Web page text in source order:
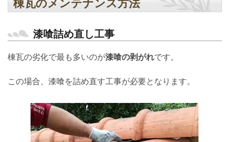
漆喰詰め直し工事
棟瓦の劣化で最も多いのが漆喰の剥がれです。
この場合、漆喰を詰め直す工事が必要となります。